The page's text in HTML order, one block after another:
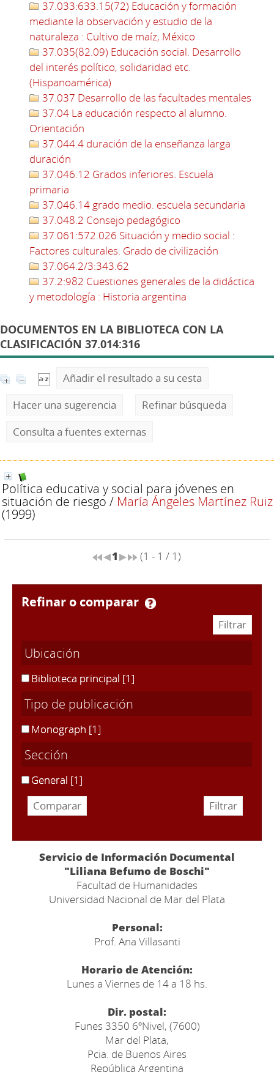
37.033:633.15(72) Educación y formación
mediante la observación y estudio de la
naturaleza : Cultivo de maíz, México
37.035(82.09) Educación social. Desarrollo
del interés político, solidaridad etc.
(Hispanoamérica)
37.037 Desarrollo de las facultades mentales
37.04 La educación respecto al alumno.
Orientación
37.044.4 duración de la enseñanza larga
duración
37.046.12 Grados inferiores. Escuela
primaria
37.046.14 grado medio. escuela secundaria
37.048.2 Consejo pedagógico
37.061:572.026 Situación y medio social :
Factores culturales. Grado de civilización
37.064.2/3:343.62
37.2:982 Cuestiones generales de la didáctica
y metodología : Historia argentina
DOCUMENTOS EN LA BIBLIOTECA CON LA
CLASIFICACIÓN 37.014:316
Añadir el resultado a su cesta
Hacer una sugerencia
Refinar búsqueda
Consulta a fuentes externas
Política educativa y social para jóvenes en
situación de riesgo / María Ángeles Martínez Ruiz
(1999)
1 (1 - 1 / 1)
refinar o comparar
Ubicación
Biblioteca principal [1]
Tipo de publicación
Monograph [1]
Sección
General [1]
Servicio de Información Documental
"Liliana Befumo de Boschi"
Facultad de Humanidades
Universidad Nacional de Mar del Plata
Personal:
Prof. Ana Villasanti
Horario de Atención:
Lunes a Viernes de 14 a 18 hs.
Dir. postal:
Funes 3350 6ºNivel, (7600)
Mar del Plata,
Pcia. de Buenos Aires
República Argentina